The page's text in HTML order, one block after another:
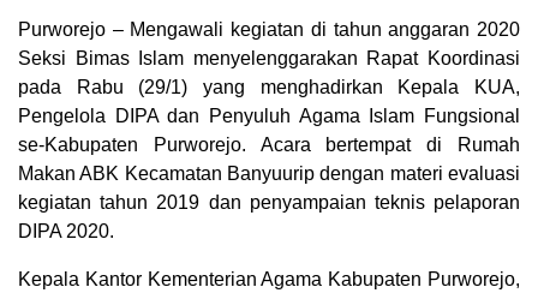
Purworejo – Mengawali kegiatan di tahun anggaran 2020
Seksi Bimas Islam menyelenggarakan Rapat Koordinasi
pada Rabu (29/1) yang menghadirkan Kepala KUA,
Pengelola DIPA dan Penyuluh Agama Islam Fungsional
se-Kabupaten Purworejo. Acara bertempat di Rumah
Makan ABK Kecamatan Banyuurip dengan materi evaluasi
kegiatan tahun 2019 dan penyampaian teknis pelaporan
DIPA 2020.
Kepala Kantor Kementerian Agama Kabupaten Purworejo,